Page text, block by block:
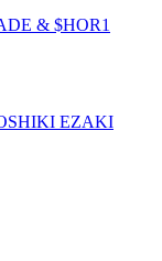
& $HOR1
EZAKI